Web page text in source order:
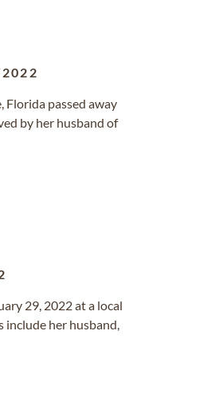
Florida passed away
by her husband of
29, 2022 at a local
include her husband,